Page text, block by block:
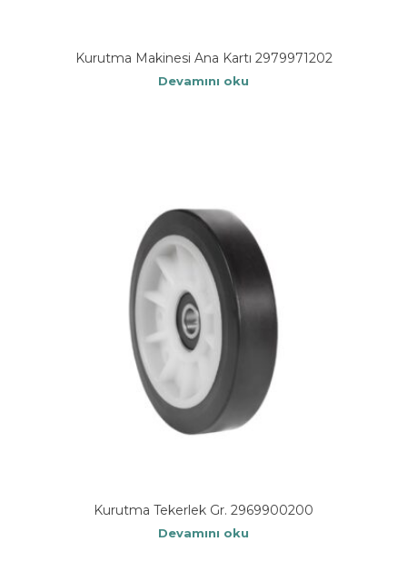
Kurutma Makinesi Ana Kartı 2979971202
Devamını oku
Kurutma Tekerlek Gr. 2969900200
Devamını oku